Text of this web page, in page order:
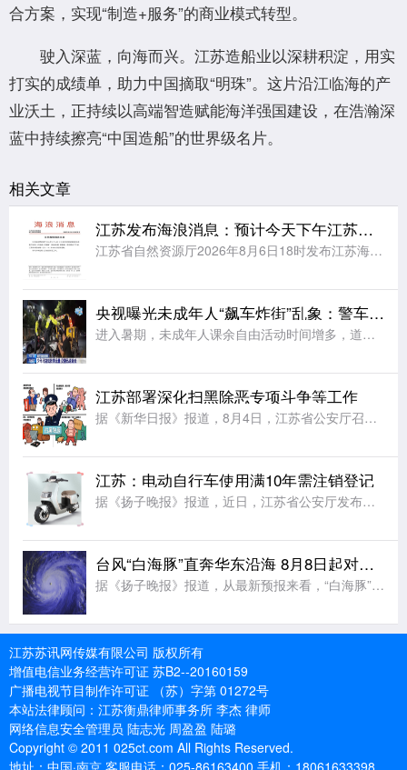
合方案，实现“制造+服务”的商业模式转型。
驶入深蓝，向海而兴。江苏造船业以深耕积淀，用实
打实的成绩单，助力中国摘取“明珠”。这片沿江临海的产
业沃土，正持续以高端智造赋能海洋强国建设，在浩瀚深
蓝中持续擦亮“中国造船”的世界级名片。
相关文章
江苏发布海浪消息：预计今天下午江苏海域将有大到巨浪
江苏省自然资源厅2026年8月6日18时发布江苏海域海浪消息：受今年第13号台风“白海豚”(强台风级)的影响，预计明天下午起，江苏海域将出现一次2.5～4.5米的大到巨浪过程。请有关单位和人员做好防范
央视曝光未成年人“飙车炸街”乱象：警车旁烧胎、5人挤骑电动车、改装电摩炫技；多地交警开展查处
进入暑期，未成年人课余自由活动时间增多，道路交通安全风险随之大幅增大。有的未成年人在公共道路危险驾车、违法载人、拍摄炫技视频 ，扰乱正常通行秩序，为出行安全带来极大隐患。违法载人，拍摄炫技警惕未成年人
江苏部署深化扫黑除恶专项斗争等工作
据《新华日报》报道，8月4日，江苏省公安厅召开全省公安机关视频调度会，部署深化扫黑除恶专项斗争、打击治理电信网络诈骗犯罪和有关专项打击整治等工作。会议要求，全力打好扫黑除恶攻坚仗。严打整治软暴力催收、
江苏：电动自行车使用满10年需注销登记
据《扬子晚报》报道，近日，江苏省公安厅发布《江苏省电动自行车登记管理规定》，对电动自行车登记、转移登记、车牌补换领等管理事项作出新的规范要求，该规定将于9月1日起施行。规定要求，电动自行车上道路行驶，
台风“白海豚”直奔华东沿海 8月8日起对江苏有风雨影响
据《扬子晚报》报道，从最新预报来看，“白海豚”直奔我国华东沿海而来。尽管后期路径仍有较大变数，但影响我国已成定局。中央气象台已发布台风黄色预警，“白海豚”或将于9日下午至10日早晨在浙江到福建北部沿海
江苏苏讯网传媒有限公司 版权所有
增值电信业务经营许可证 苏B2--20160159
广播电视节目制作许可证 （苏）字第 01272号
本站法律顾问：江苏衡鼎律师事务所 李杰 律师
网络信息安全管理员 陆志光 周盈盈 陆璐
Copyright © 2011 025ct.com All Rights Reserved.
地址：中国·南京 客服电话：025-86163400 手机：18061633398